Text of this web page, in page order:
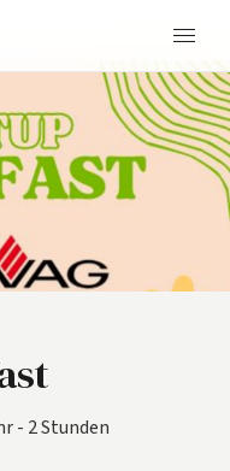
- 2 Stunden